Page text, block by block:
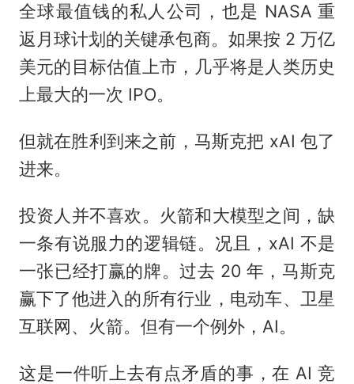
全球最值钱的私人公司，也是 NASA 重
返月球计划的关键承包商。如果按 2 万亿
美元的目标估值上市，几乎将是人类历史
上最大的一次 IPO。
但就在胜利到来之前，马斯克把 xAI 包了
进来。
投资人并不喜欢。火箭和大模型之间，缺
一条有说服力的逻辑链。况且，xAI 不是
一张已经打赢的牌。过去 20 年，马斯克
赢下了他进入的所有行业，电动车、卫星
互联网、火箭。但有一个例外，AI。
这是一件听上去有点矛盾的事，在 AI 竞